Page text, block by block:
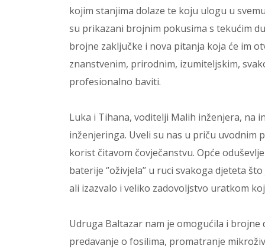
kojim stanjima dolaze te koju ulogu u
su prikazani brojnim pokusima s tekućim
brojne zaključke i nova pitanja koja će im
znanstvenim, prirodnim, izumiteljskim,
profesionalno baviti.
Luka i Tihana, voditelji Malih inženjera, na
inženjeringa. Uveli su nas u priču uvodnim
korist čitavom čovječanstvu. Opće
baterije ‘’oživjela’’ u ruci svakoga djeteta
ali izazvalo i veliko zadovoljstvo uratkom
Udruga Baltazar nam je omogućila i
predavanje o fosilima, promatranje